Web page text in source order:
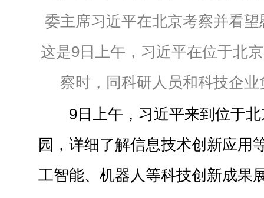
委主席习近平在北京考察并看
这是9日上午，习近平在位于北
察时，同科研人员和科技企
9日上午，习近平来到位于
园，详细了解信息技术创新应用
工智能、机器人等科技创新成果